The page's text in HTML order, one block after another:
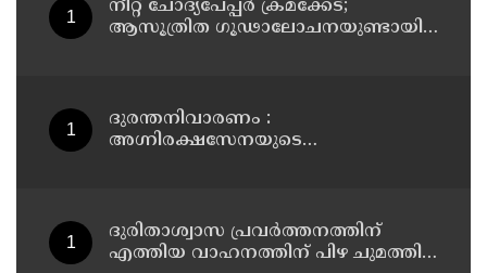
നീറ്റ് ചോദ്യപേപ്പര്‍ ക്രമക്കേട്;
ആസൂത്രിത ഗൂഢാലോചനയുണ്ടായി;
ദുരന്തനിവാരണം :
അഗ്നിരക്ഷസേനയുടെ
ദുരിതാശ്വാസ പ്രവർത്തനത്തിന്
എത്തിയ വാഹനത്തിന് പിഴ ചുമത്തി;